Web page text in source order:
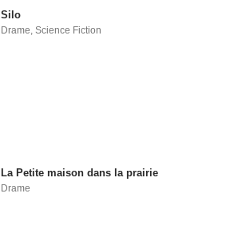
Silo
Drame,Science Fiction
La Petite maison dans la prairie
Drame